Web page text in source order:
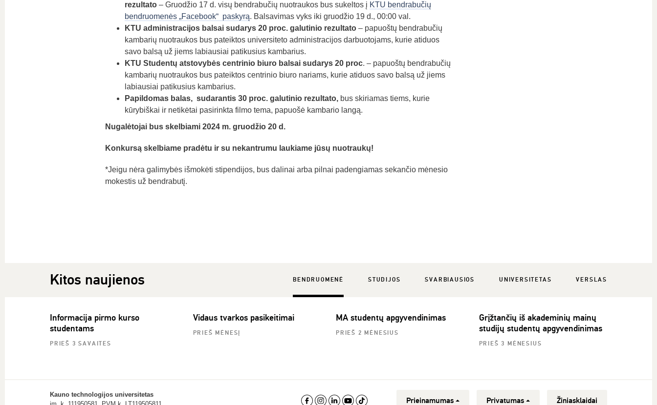
rezultato– Gruodžio 17 d. visų bendrabučių nuotraukos bus sukeltos į KTU bendrabučių
bendruomenės „Facebook“ paskyrą. Balsavimas vyks iki gruodžio 19 d., 00:00 val.
KTU administracijos balsai sudarys 20 proc. galutinio rezultato– papuoštų bendrabučių
kambarių nuotraukos bus pateiktos universiteto administracijos darbuotojams, kurie atiduos
savo balsą už jiems labiausiai patikusius kambarius.
KTU Studentų atstovybės centrinio biuro balsai sudarys 20 proc. – papuoštų bendrabučių
kambarių nuotraukos bus pateiktos centrinio biuro nariams, kurie atiduos savo balsą už jiems
labiausiai patikusius kambarius.
Papildomas balas, sudarantis 30 proc. galutinio rezultato, bus skiriamas tiems, kurie
kūrybiškai ir netikėtai pasirinkta filmo tema, papuošė kambario langą.
Nugalėtojai bus skelbiami 2024 m. gruodžio 20 d.
Konkursą skelbiame pradėtu ir su nekantrumu laukiame jūsų nuotraukų!
*Jeigu nėra galimybės išmokėti stipendijos, bus dalinai arba pilnai padengiamas sekančio mėnesio
mokestis už bendrabutį.
Kitos naujienos BENDRUOMENĖ STUDIJOS SVARBIAUSIOS UNIVERSITETAS VERSLAS
Informacija pirmo kurso
studentams
PRIEŠ 3 SAVAITES
Vidaus tvarkos pasikeitimai
PRIEŠ MĖNESĮ
MA studentų apgyvendinimas
PRIEŠ 2 MĖNESIUS
Grįžtančių iš akademinių mainų
studijų studentų apgyvendinimas
PRIEŠ 3 MĖNESIUS
Kauno technologijos universitetas
Prieinamumas Privatumas Žiniasklaidai